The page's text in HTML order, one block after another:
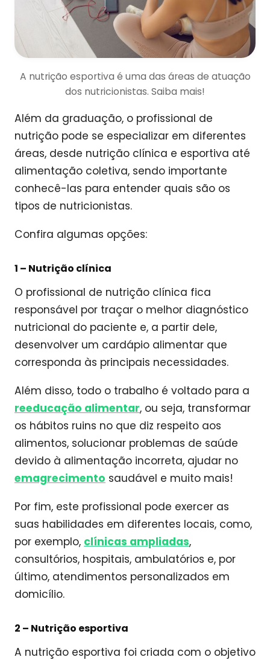
A nutrição esportiva é uma das áreas de atuação
dos nutricionistas. Saiba mais!
Além da graduação, o profissional de
nutrição pode se especializar em diferentes
áreas, desde nutrição clínica e esportiva até
alimentação coletiva, sendo importante
conhecê-las para entender quais são os
tipos de nutricionistas.
Confira algumas opções:
1 – Nutrição clínica
O profissional de nutrição clínica fica
responsável por traçar o melhor diagnóstico
nutricional do paciente e, a partir dele,
desenvolver um cardápio alimentar que
corresponda às principais necessidades.
Além disso, todo o trabalho é voltado para a
reeducação alimentar, ou seja, transformar
os hábitos ruins no que diz respeito aos
alimentos, solucionar problemas de saúde
devido à alimentação incorreta, ajudar no
emagrecimento saudável e muito mais!
Por fim, este profissional pode exercer as
suas habilidades em diferentes locais, como,
por exemplo, clínicas ampliadas,
consultórios, hospitais, ambulatórios e, por
último, atendimentos personalizados em
domicílio.
2 – Nutrição esportiva
A nutrição esportiva foi criada com o objetivo